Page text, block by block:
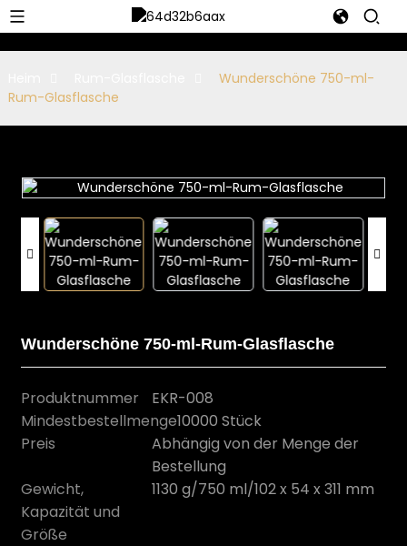
Wunderschöne 750-ml-
Rum-Glasflasche
Wunderschöne 750-ml-Rum-Glasflasche
Produktnummer
EKR-008
Mindestbestellmenge10000 Stück
Preis
Abhängig von der Menge der
Bestellung
Gewicht,
Kapazität und
Größe
1130 g/750 ml/102 x 54 x 311 mm